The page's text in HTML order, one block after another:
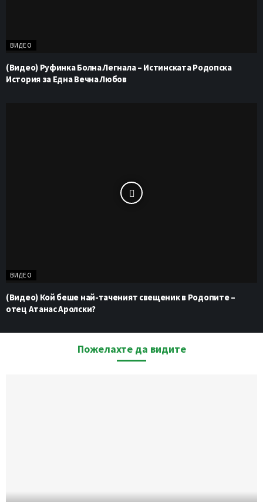
ВИДЕО
(Видео) Руфинка Болна Легнала – Истинската Родопска
История за Една Вечна Любов
ВИДЕО
(Видео) Кой беше най-таченият свещеник в Родопите –
отец Атанас Аролски?
Пожелахте да видите